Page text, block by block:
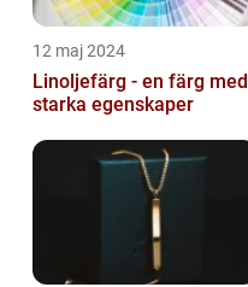
12 maj 2024
Linoljefärg - en färg med
starka egenskaper